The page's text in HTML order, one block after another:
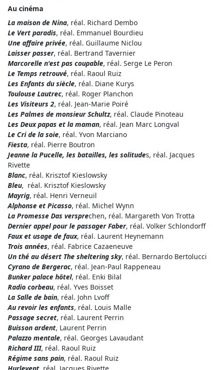
Au cinéma
La maison de Nina, réal. Richard Dembo
Le Vert paradis, réal. Emmanuel Bourdieu
Une affaire privée, réal. Guillaume Niclou
Laisser passer, réal. Bertrand Tavernier
Marcorelle n'est pas coupable, réal. Serge Le Peron
Le Temps retrouvé, réal. Raoul Ruiz
Les Enfants du siècle, réal. Diane Kurys
Toulouse Lautrec, réal. Roger Planchon
Les Visiteurs 2, réal. Jean-Marie Poiré
Les Palmes de monsieur Schultz, réal. Claude Pinoteau
Les Deux papas et la maman, réal. Jean Marc Longval
Le Cri de la soie, réal. Yvon Marciano
Fiesta, réal. Pierre Boutron
Jeanne la Pucelle, les batailles, les solitudes, réal. Jacques
Rivette
Blanc, réal. Krisztof Kieslowsky
Bleu, réal. Krisztof Kieslowsky
Mayrig, réal. Henri Verneuil
Alphonse et Picasso, réal. Michel Wynn
La Promesse Das versprechen, réal. Margareth Von Trotta
Dernier appel pour le passager Faber, réal. Volker Schlondorff
Faux et usage de faux, réal. Laurent Heynemann
Trois années, réal. Fabrice Cazaeneuve
Un thé au désert The sheltering sky, réal. Bernardo Bertolucci
Cyrano de Bergerac, réal. Jean-Paul Rappeneau
Bunker palace hôtel, réal. Enki Bilal
Radio corbeau, réal. Yves Boisset
La Salle de bain, réal. John Lvoff
Au revoir les enfants, réal. Louis Malle
Passage secret, réal. Laurent Perrin
Buisson ardent, Laurent Perrin
Palazzo mentale, réal. Georges Lavaudant
Richard III, réal. Raoul Ruiz
Régime sans pain, réal. Raoul Ruiz